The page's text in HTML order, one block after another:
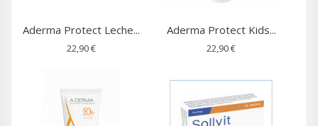
Aderma Protect Leche...
22,90 €
Aderma Protect Kids...
22,90 €